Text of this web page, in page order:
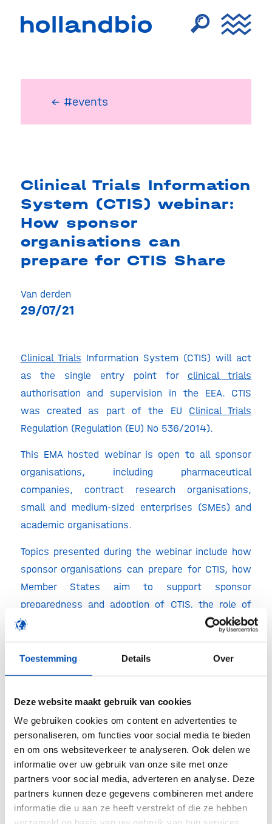
Toestemming Details Over
Deze website maakt gebruik van cookies
We gebruiken cookies om content en advertenties te
personaliseren, om functies voor social media te bieden
en om ons websiteverkeer te analyseren. Ook delen we
informatie over uw gebruik van onze site met onze
partners voor social media, adverteren en analyse. Deze
partners kunnen deze gegevens combineren met andere
informatie die u aan ze heeft verstrekt of die ze hebben
← #events
Clinical Trials Information
System (CTIS) webinar:
How sponsor
organisations can
prepare for CTIS Share
Van derden
29/07/21
Clinical Trials Information System (CTIS) will act
as the single entry point for clinical trials
authorisation and supervision in the EEA. CTIS
was created as part of the EU Clinical Trials
Regulation (Regulation (EU) No 536/2014).
This EMA hosted webinar is open to all sponsor
organisations, including pharmaceutical
companies, contract research organisations,
small and medium-sized enterprises (SMEs) and
academic organisations.
Topics presented during the webinar include how
sponsor organisations can prepare for CTIS, how
Member States aim to support sponsor
preparedness and adoption of CTIS, the role of
the
Regulation and how sponsors can
best make use of EMA’s CTIS training materials.
Deel dit stuk